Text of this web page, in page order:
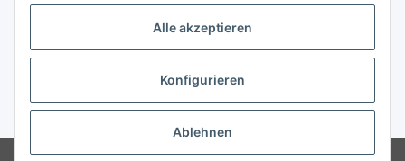
Alle akzeptieren
Konfigurieren
Ablehnen
Vertrag widerrufen
* Alle Preise inkl. gesetzlicher USt., zzgl.Versand